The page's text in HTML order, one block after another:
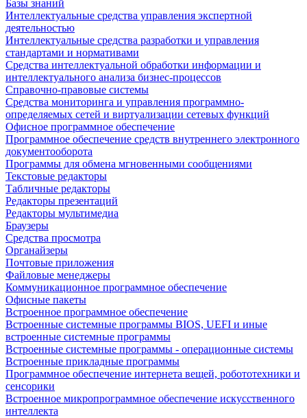
Базы знаний
Интеллектуальные средства управления экспертной
деятельностью
Интеллектуальные средства разработки и управления
стандартами и нормативами
Средства интеллектуальной обработки информации и
интеллектуального анализа бизнес-процессов
Справочно-правовые системы
Средства мониторинга и управления программно-
определяемых сетей и виртуализации сетевых функций
Офисное программное обеспечение
Программное обеспечение средств внутреннего электронного
документооборота
Программы для обмена мгновенными сообщениями
Текстовые редакторы
Табличные редакторы
Редакторы презентаций
Редакторы мультимедиа
Браузеры
Средства просмотра
Органайзеры
Почтовые приложения
Файловые менеджеры
Коммуникационное программное обеспечение
Офисные пакеты
Встроенное программное обеспечение
Встроенные системные программы BIOS, UEFI и иные
встроенные системные программы
Встроенные системные программы - операционные системы
Встроенные прикладные программы
Программное обеспечение интернета вещей, робототехники и
сенсорики
Встроенное микропрограммное обеспечение искусственного
интеллекта